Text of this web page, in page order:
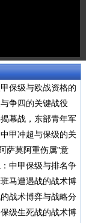
保级与欧战资格的
争四的关键战役
幕战，东部青年军
甲冲超与保级的关
萨莫阿重伤属"意
中甲保级与排名争
马遭遇战的战术博
战术博弈与战略分
级生死战的战术博